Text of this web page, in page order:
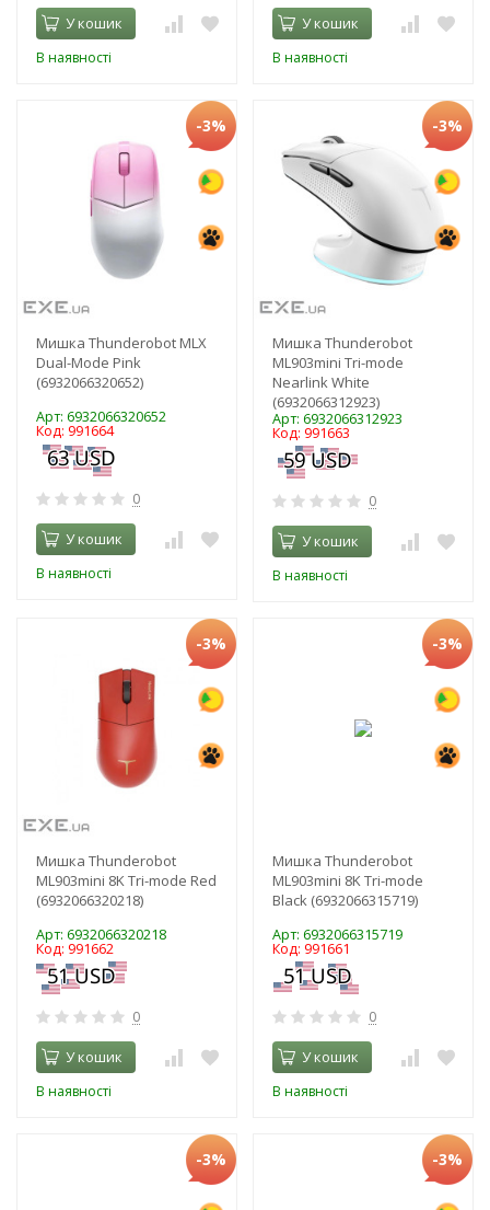
У кошик
В наявності
У кошик
В наявності
-3%
Мишка Thunderobot MLX
Dual-Mode Pink
(6932066320652)
Арт: 6932066320652
Код: 991664
0
У кошик
В наявності
-3%
Мишка Thunderobot
ML903mini Tri-mode
Nearlink White
(6932066312923)
Арт: 6932066312923
Код: 991663
0
У кошик
В наявності
-3%
Мишка Thunderobot
ML903mini 8K Tri-mode Red
(6932066320218)
Арт: 6932066320218
Код: 991662
0
У кошик
В наявності
-3%
Мишка Thunderobot
ML903mini 8K Tri-mode
Black (6932066315719)
Арт: 6932066315719
Код: 991661
0
У кошик
В наявності
-3% -3%